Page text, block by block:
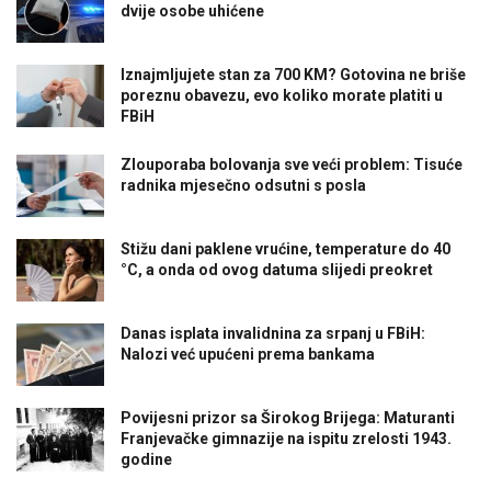
dvije osobe uhićene
Iznajmljujete stan za 700 KM? Gotovina ne briše
poreznu obavezu, evo koliko morate platiti u
FBiH
Zlouporaba bolovanja sve veći problem: Tisuće
radnika mjesečno odsutni s posla
Stižu dani paklene vrućine, temperature do 40
°C, a onda od ovog datuma slijedi preokret
Danas isplata invalidnina za srpanj u FBiH:
Nalozi već upućeni prema bankama
Povijesni prizor sa Širokog Brijega: Maturanti
Franjevačke gimnazije na ispitu zrelosti 1943.
godine